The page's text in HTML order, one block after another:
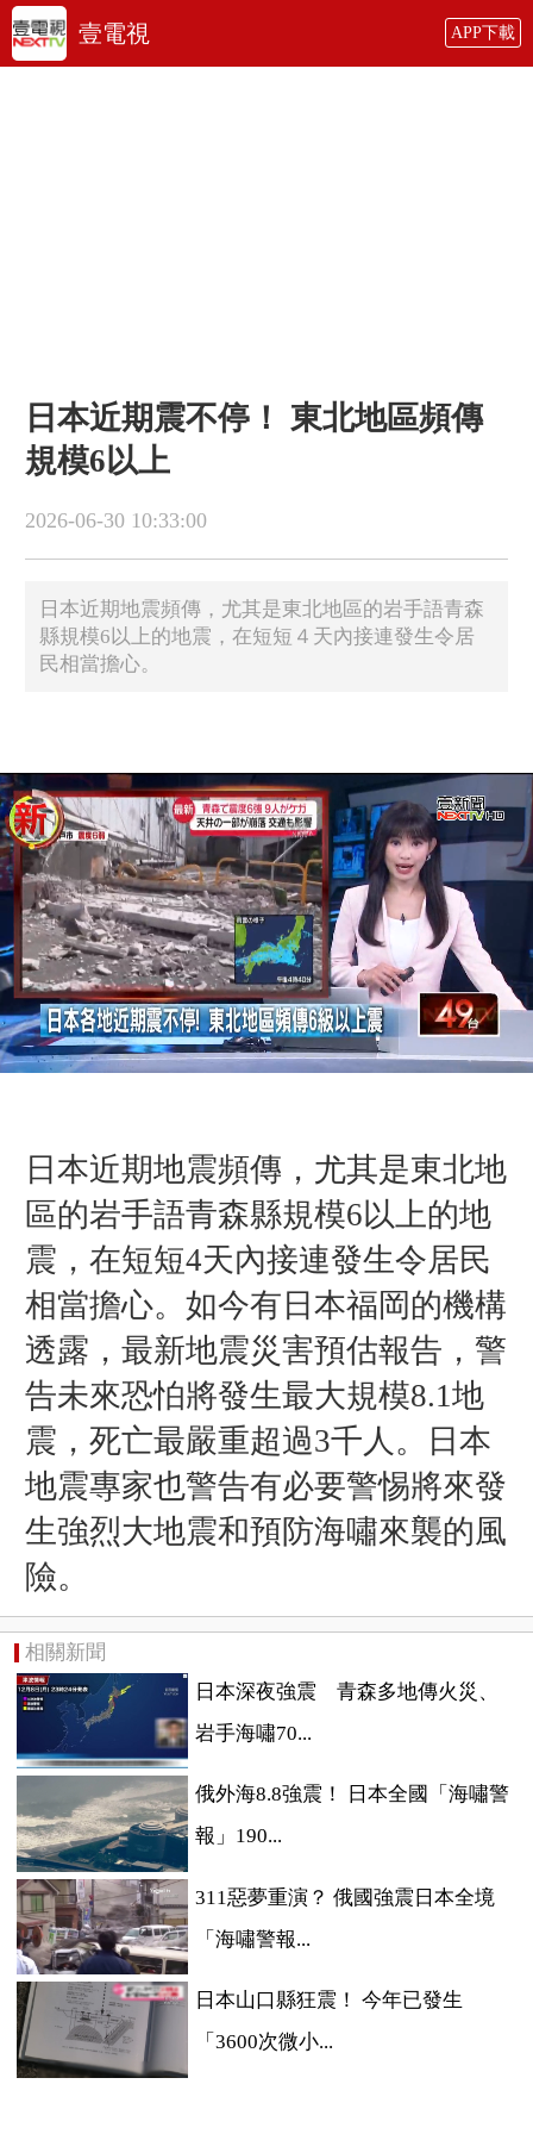
壹電視 APP下載
日本近期震不停！ 東北地區頻傳
規模6以上
2026-06-30 10:33:00
日本近期地震頻傳，尤其是東北地區的岩手語青森
縣規模6以上的地震，在短短４天內接連發生令居
民相當擔心。
日本近期地震頻傳，尤其是東北地
區的岩手語青森縣規模6以上的地
震，在短短4天內接連發生令居民
相當擔心。如今有日本福岡的機構
透露，最新地震災害預估報告，警
告未來恐怕將發生最大規模8.1地
震，死亡最嚴重超過3千人。日本
地震專家也警告有必要警惕將來發
生強烈大地震和預防海嘯來襲的風
險。
相關新聞
日本深夜強震 青森多地傳火災、
岩手海嘯70...
俄外海8.8強震！ 日本全國「海嘯警
報」190...
311惡夢重演？ 俄國強震日本全境
「海嘯警報...
日本山口縣狂震！ 今年已發生
「3600次微小...